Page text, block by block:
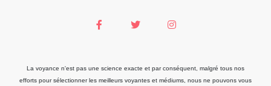
La voyance n'est pas une science exacte et par conséquent, malgré tous nos
efforts pour sélectionner les meilleurs voyantes et médiums, nous ne pouvons vous